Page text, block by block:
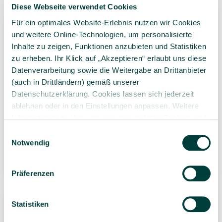
Diese Webseite verwendet Cookies
Für ein optimales Website-Erlebnis nutzen wir Cookies
und weitere Online-Technologien, um personalisierte
Inhalte zu zeigen, Funktionen anzubieten und Statistiken
zu erheben. Ihr Klick auf „Akzeptieren“ erlaubt uns diese
Datenverarbeitung sowie die Weitergabe an Drittanbieter
(auch in Drittländern) gemäß unserer
Datenschutzerklärung. Cookies lassen sich jederzeit
ablehnen oder in den Einstellungen anpassen. Weitere
schutz­erklärung
Notwendig
Präferenzen
Statistiken
BIG Bobby Car Classic
Green Sea, ab 12
BIG Bobby Car KiGa-
Set, 2er-Set Neo, ab 12